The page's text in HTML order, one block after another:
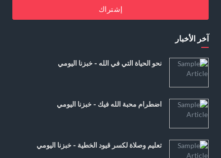
إشتراك
آخر الأخبار
نحو الحياة التي في الله - خبزنا اليومي
اضطرام محبة الله فيك - خبزنا اليومي
تعليم وصلاة لكسر قيود الخطية - خبزنا اليومي